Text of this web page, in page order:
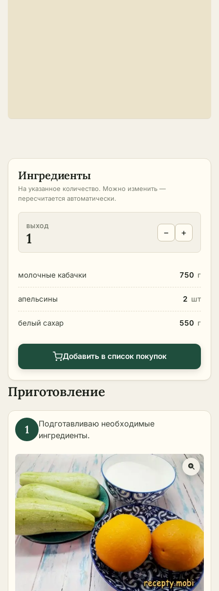
Ингредиенты
На указанное количество. Можно изменить —
пересчитается автоматически.
ВЫХОД
1 − +
молочные кабачки 750 г
апельсины 2 шт
белый сахар 550 г
Добавить в список покупок
Приготовление
Подготавливаю необходимые
ингредиенты.